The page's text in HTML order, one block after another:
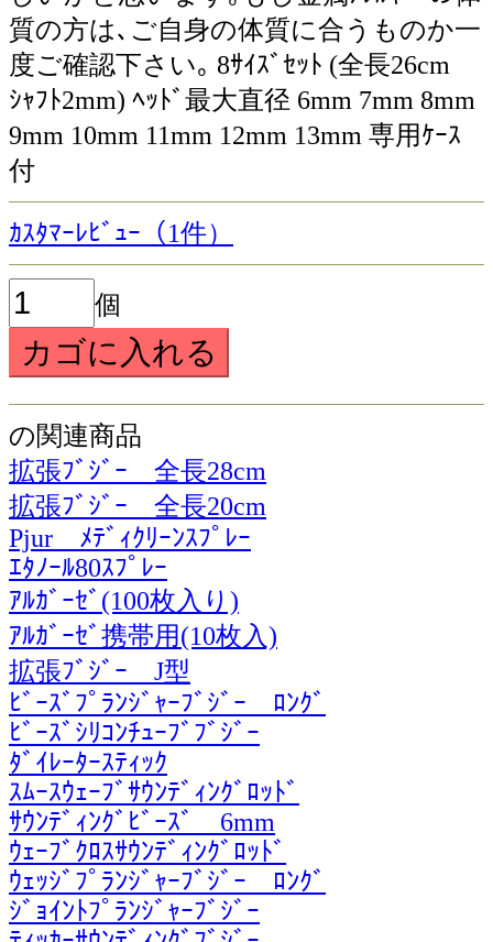
質の方は､ご自身の体質に合うものか一
度ご確認下さい｡ 8ｻｲｽﾞｾｯﾄ (全長26cm
ｼｬﾌﾄ2mm) ﾍｯﾄﾞ最大直径 6mm 7mm 8mm
9mm 10mm 11mm 12mm 13mm 専用ｹｰｽ
付
ｶｽﾀﾏｰﾚﾋﾞｭｰ（1件）
個
の関連商品
拡張ﾌﾞｼﾞｰ 全長28cm
拡張ﾌﾞｼﾞｰ 全長20cm
Pjur ﾒﾃﾞｨｸﾘｰﾝｽﾌﾟﾚｰ
ｴﾀﾉｰﾙ80ｽﾌﾟﾚｰ
ｱﾙｶﾞｰｾﾞ(100枚入り)
ｱﾙｶﾞｰｾﾞ携帯用(10枚入)
拡張ﾌﾞｼﾞｰ J型
ﾋﾞｰｽﾞﾌﾟﾗﾝｼﾞｬｰﾌﾞｼﾞｰ ﾛﾝｸﾞ
ﾋﾞｰｽﾞｼﾘｺﾝﾁｭｰﾌﾞﾌﾞｼﾞｰ
ﾀﾞｲﾚｰﾀｰｽﾃｨｯｸ
ｽﾑｰｽｳｪｰﾌﾞｻｳﾝﾃﾞｨﾝｸﾞﾛｯﾄﾞ
ｻｳﾝﾃﾞｨﾝｸﾞﾋﾞｰｽﾞ 6mm
ｳｪｰﾌﾞｸﾛｽｻｳﾝﾃﾞｨﾝｸﾞﾛｯﾄﾞ
ｳｪｯｼﾞﾌﾟﾗﾝｼﾞｬｰﾌﾞｼﾞｰ ﾛﾝｸﾞ
ｼﾞｮｲﾝﾄﾌﾟﾗﾝｼﾞｬｰﾌﾞｼﾞｰ